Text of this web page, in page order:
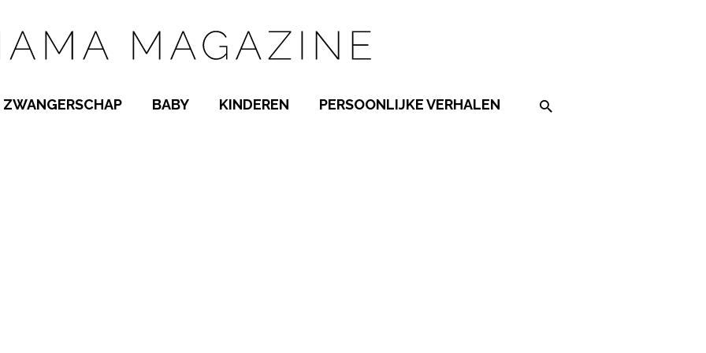
ZWANGERSCHAP BABY KINDEREN PERSOONLIJKE VERHALEN Search on the website